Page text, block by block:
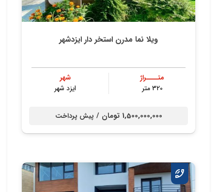
ویلا نما مدرن استخر دار ایزدشهر
متــــراژ
320 متر
شهر
ایزد شهر
1,500,000,000 تومان / پیش پرداخت